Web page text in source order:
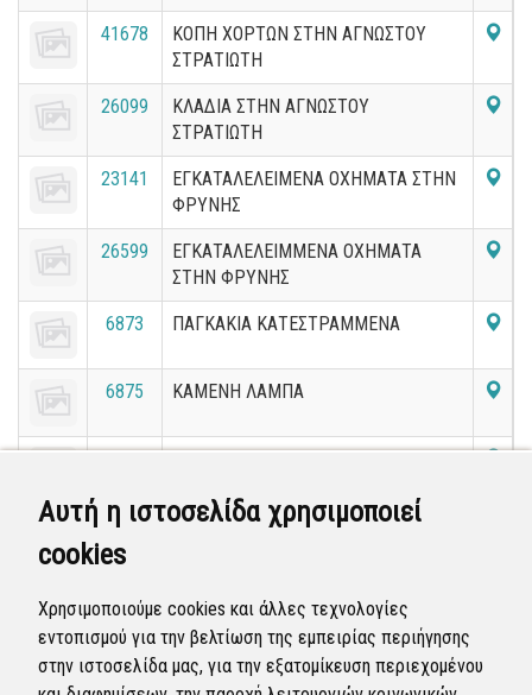
Αυτή η ιστοσελίδα χρησιμοποιεί
cookies
Χρησιμοποιούμε cookies και άλλες τεχνολογίες
εντοπισμού για την βελτίωση της εμπειρίας περιήγησης
στην ιστοσελίδα μας, για την εξατομίκευση περιεχομένου
41678
ΚΟΠΗ ΧΟΡΤΩΝ ΣΤΗΝ ΑΓΝΩΣΤΟΥ
ΣΤΡΑΤΙΩΤΗ
26099
ΚΛΑΔΙΑ ΣΤΗΝ ΑΓΝΩΣΤΟΥ
ΣΤΡΑΤΙΩΤΗ
23141
ΕΓΚΑΤΑΛΕΛΕΙΜΕΝΑ ΟΧΗΜΑΤΑ ΣΤΗΝ
ΦΡΥΝΗΣ
26599
ΕΓΚΑΤΑΛΕΛΕΙΜΜΕΝΑ ΟΧΗΜΑΤΑ
ΣΤΗΝ ΦΡΥΝΗΣ
6873 ΠΑΓΚΑΚΙΑ ΚΑΤΕΣΤΡΑΜΜΕΝΑ
6875 ΚΑΜΕΝΗ ΛΑΜΠΑ
26106 Μαζεμα κλαδιων
38690
Δεντρο το οποιο ειναι ετοιμορροπο
Άγνωστου Στρατιώτη
« 1 2 3 4 5 6 7 8 9 10